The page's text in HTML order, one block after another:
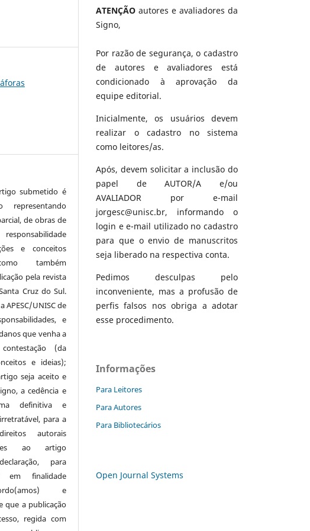
submetido é
representando
de obras de
e conceitos
também
pela revista
Cruz do Sul.
APESC/UNISC de
e
que venha a
(da
e ideias);
seja aceito e
a cedência e
definitiva e
para a
autorais
ao artigo
para
em finalidade
e
que a publicação
regida com
ATENÇÃO autores e avaliadores da
Signo,
Por razão de segurança, o cadastro
de autores e avaliadores está
condicionado à aprovação da
equipe editorial.
Inicialmente, os usuários devem
realizar o cadastro no sistema
como leitores/as.
Após, devem solicitar a inclusão do
papel de AUTOR/A e/ou
AVALIADOR por e-mail
jorgesc@unisc.br, informando o
login e e-mail utilizado no cadastro
para que o envio de manuscritos
seja liberado na respectiva conta.
Pedimos desculpas pelo
inconveniente, mas a profusão de
perfis falsos nos obriga a adotar
esse procedimento.
Informações
Para Leitores
Para Autores
Para Bibliotecários
Open Journal Systems